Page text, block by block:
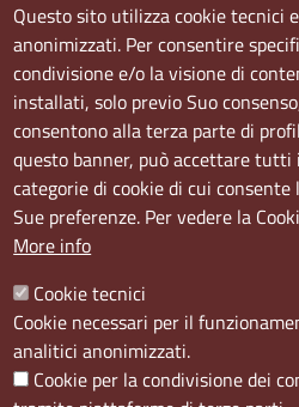
Sedi e orari
Sede Centrale:
Via S. Aspreno, 2, 80133 Napoli
Sede Secondaria:
Corso Meridionale, 58 80143
Orari
Il venerdì dalle ore 8.50 alle ore
Social
Questo sito utilizza cookie tecnici
anonimizzati. Per consentire
condivisione e/o la visione di
installati, solo previo Suo
consentono alla terza parte di
questo banner, può accettare tutti
categorie di cookie di cui
Sue preferenze. Per vedere la
More info
Cookie tecnici
Cookie necessari per il
analitici anonimizzati.
Cookie per la condivisione dei